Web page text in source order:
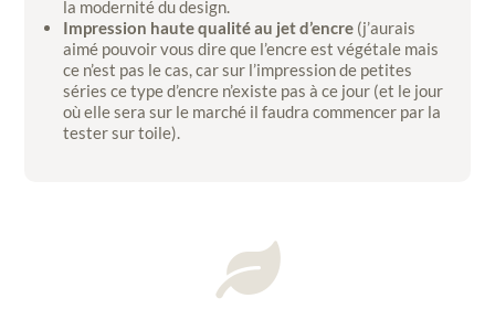
la modernité du design.
Impression haute qualité au jet d’encre (j’aurais
aimé pouvoir vous dire que l’encre est végétale mais
ce n’est pas le cas, car sur l’impression de petites
séries ce type d’encre n’existe pas à ce jour (et le jour
où elle sera sur le marché il faudra commencer par la
tester sur toile).
